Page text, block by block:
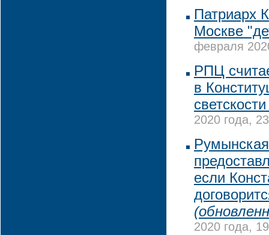
Патриарх
Москве
февраля
РПЦ
в
2020 года,
если
2020 года,